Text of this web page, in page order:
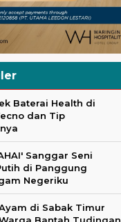
Baterai Health di
dan Tip
Sanggar Seni
di Panggung
Negeriku
di Sabak Timur